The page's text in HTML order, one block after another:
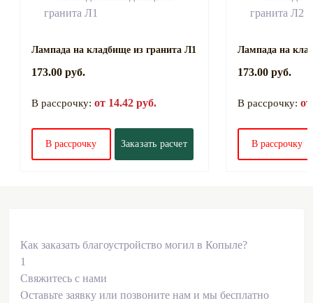
Лампада на кладбище из гранита Л1
173.00 руб.
В рассрочку: от 14.42 руб.
В рассрочку Заказать расчет
Лампада на
173.00 руб.
В рассрочку:
В рассрочку
Как заказать благоустройство могил в Копыле?
1
Свяжитесь с нами
Оставьте заявку или позвоните нам и мы бесплатно